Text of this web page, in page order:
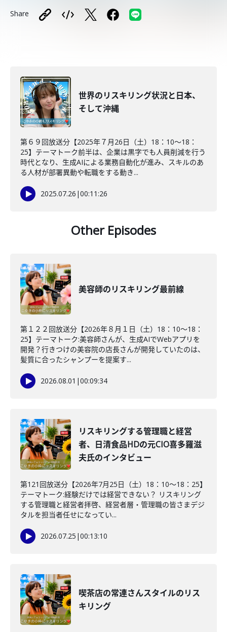
Share
世界のリスキリング状況と日本、
そして沖縄
第６９回放送分【2025年７月26日（土）18：10～18：
25】テーマトーク前半は、企業は黒字でも人員削減を行う
時代となり、生成AIによる業務自動化が進み、スキルのあ
る人材が部署異動や転職をする動き...
2025.07.26 |00:11:26
Other Episodes
美容師のリスキリング最前線
第１２２回放送分【2026年８月１日（土）18：10～18：
25】テーマトーク:美容師さんが、生成AIでWebアプリを
開発？行きつけの美容院の店長さんが開発していたのは、
髪質に合ったシャンプーを提案す...
2026.08.01 |00:09:34
リスキリングする管理職と経営
者、日清食品HDの元CIO喜多羅滋
夫氏のインタビュー
第121回放送分【2026年7月25日（土）18：10～18：25】
テーマトーク:経験だけでは経営できない？ リスキリング
する管理職と経営者拝啓、経営者層・管理職の皆さまデジ
タルを担当者任せになってい...
2026.07.25 |00:13:10
喫茶店の常連さんスタイルのリス
キリング